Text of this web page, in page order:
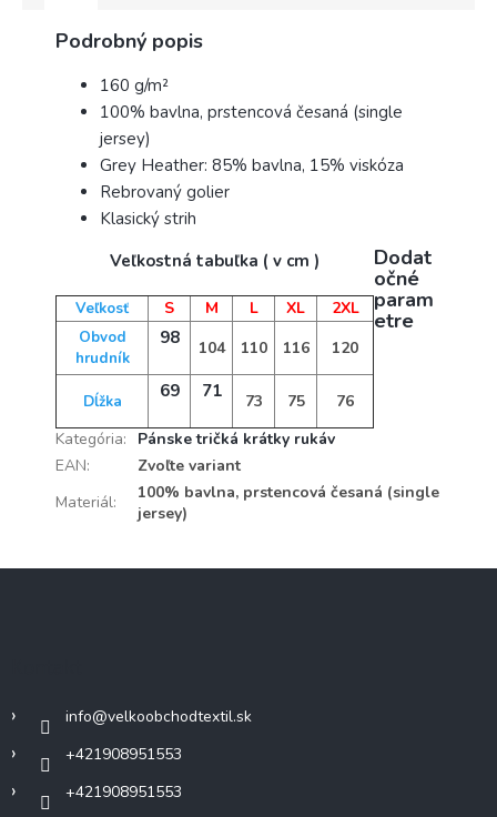
Podrobný popis
160 g/m²
100% bavlna, prstencová česaná (single
jersey)
Grey Heather: 85% bavlna, 15% viskóza
Rebrovaný golier
Klasický strih
Veľkostná tabuľka ( v cm )
Veľkosť S M L XL 2XL
Obvod
hrudník
98 104 110 116 120
Dĺžka 69 71 73 75 76
Dodat
očné
param
etre
Kategória:
Pánske tričká krátky rukáv
EAN:
Zvoľte variant
Materiál:
100% bavlna, prstencová česaná (single
jersey)
info@velkoobchodtextil.sk
+421908951553
+421908951553